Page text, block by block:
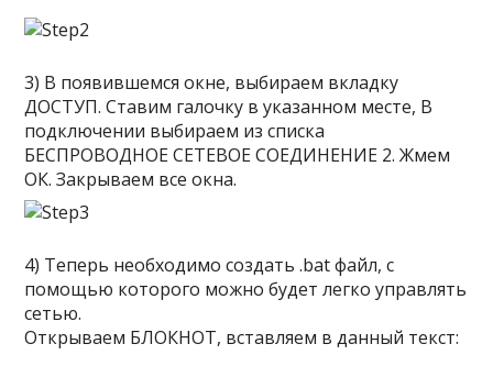
3) В появившемся окне, выбираем вкладку
ДОСТУП. Ставим галочку в указанном месте, В
подключении выбираем из списка
БЕСПРОВОДНОЕ СЕТЕВОЕ СОЕДИНЕНИЕ 2. Жмем
ОК. Закрываем все окна.
4) Теперь необходимо создать .bat файл, с
помощью которого можно будет легко управлять
сетью.
Открываем БЛОКНОТ, вставляем в данный текст: